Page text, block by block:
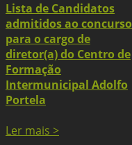
Lista de Candidatos
admitidos ao concurso
para o cargo de
diretor(a) do Centro de
Formação
Intermunicipal Adolfo
Portela
Ler mais >